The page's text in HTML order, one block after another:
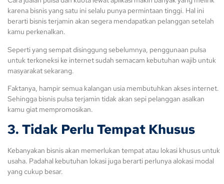
karena bisnis yang satu ini selalu punya permintaan tinggi. Hal ini
berarti bisnis terjamin akan segera mendapatkan pelanggan setelah
kamu perkenalkan.
Seperti yang sempat disinggung sebelumnya, penggunaan pulsa
untuk terkoneksi ke internet sudah semacam kebutuhan wajib untuk
masyarakat sekarang.
Faktanya, hampir semua kalangan usia membutuhkan akses internet.
Sehingga bisnis pulsa terjamin tidak akan sepi pelanggan asalkan
kamu giat mempromosikan.
3. Tidak Perlu Tempat Khusus
Kebanyakan bisnis akan memerlukan tempat atau lokasi khusus untuk
usaha. Padahal kebutuhan lokasi juga berarti perlunya alokasi modal
yang cukup besar.